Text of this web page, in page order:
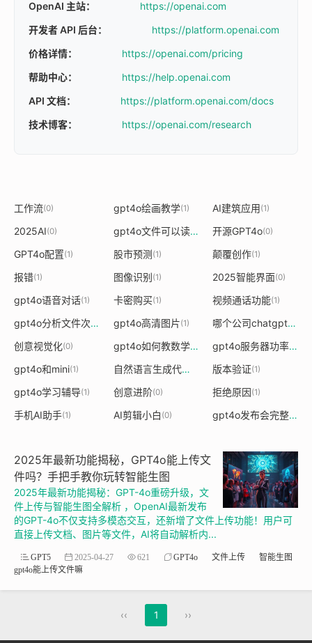
OpenAI 主站：
https://openai.com
开发者 API 后台：
https://platform.openai.com
价格详情：
https://openai.com/pricing
帮助中心：
https://help.openai.com
API 文档：
https://platform.openai.com/docs
技术博客：
https://openai.com/research
工作流(0) gpt4o绘画教学(1) AI建筑应用(1)
2025AI(0) gpt4o文件可以读多大 (1)
开源GPT4o(0)
GPT4o配置(1) 股市预测(1) 颠覆创作(1)
报错(1) 图像识别(1) 2025智能界面(0)
gpt4o语音对话(1) 卡密购买(1) 视频通话功能(1)
gpt4o分析文件次数 gpt4o高清图片(1) 哪个公司chatgpt官网
创意视觉化(0) gpt4o如何教数学
(1) gpt4o服务器功率
(1)
gpt4o和mini(1) 自然语言生成代码 版本验证(1)
gpt4o学习辅导(1) 创意进阶(0) 拒绝原因(1)
手机AI助手(1) AI剪辑小白 (0) gpt4o发布会完整版原视频
2025年最新功能揭秘，GPT4o能上传文
件吗？手把手教你玩转智能生图
2025年最新功能揭秘：GPT-4o重磅升级，文
件上传与智能生图全解析 ，OpenAI最新发布
的GPT-4o不仅支持多模态交互，还新增了文件上传功能！用户可
直接上传文档、图片等文件，AI将自动解析内...
GPT5 2025-04-27 621 GPT4o 文件上传
智能生图
gpt4o能上传文件嘛
‹‹ 1 ››